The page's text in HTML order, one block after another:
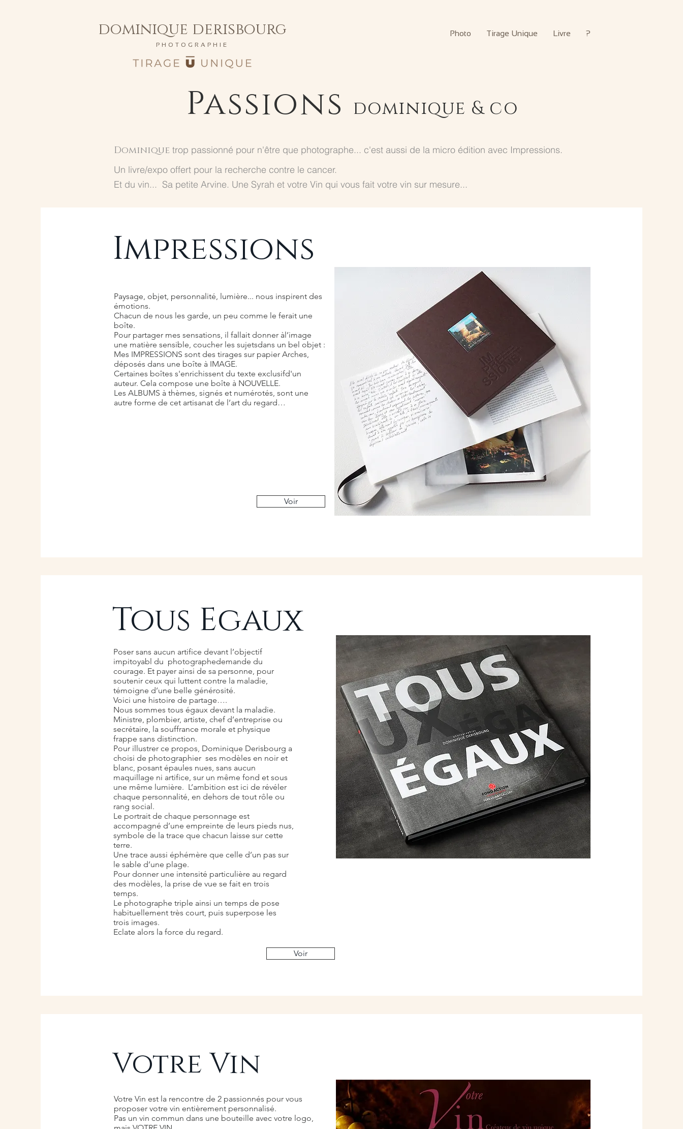
Photo Tirage Unique Livre ?
dominique derisbourg
PHOTOGRAPHIE
Passions dominique & co
Dominique trop passionné pour n'être que photographe... c'est aussi de la micro édition avec Impressions.
Un livre/expo offert pour la recherche contre le cancer.
Et du vin... Sa petite Arvine. Une Syrah et votre Vin qui vous fait votre vin sur mesure...
Impressions
Paysage, objet, personnalité, lumière... nous inspirent des
émotions.
Chacun de nous les garde, un peu comme le ferait une
boîte.
Pour partager mes sensations, il fallait donner àl’image
une matière sensible, coucher les sujetsdans un bel objet :
Mes IMPRESSIONS sont des tirages sur papier Arches,
déposés dans une boîte à IMAGE.
Certaines boîtes s'enrichissent du texte exclusifd'un
auteur. Cela compose une boîte à NOUVELLE.
Les ALBUMS à thèmes, signés et numérotés, sont une
autre forme de cet artisanat de l’art du regard…
Voir
Tous Egaux
Poser sans aucun artifice devant l’objectif
impitoyabl du photographedemande du
courage. Et payer ainsi de sa personne, pour
soutenir ceux qui luttent contre la maladie,
témoigne d’une belle générosité.
Voici une histoire de partage….
Nous sommes tous égaux devant la maladie.
Ministre, plombier, artiste, chef d’entreprise ou
secrétaire, la souffrance morale et physique
frappe sans distinction.
Pour illustrer ce propos, Dominique Derisbourg a
choisi de photographier ses modèles en noir et
blanc, posant épaules nues, sans aucun
maquillage ni artifice, sur un même fond et sous
une même lumière. L’ambition est ici de révéler
chaque personnalité, en dehors de tout rôle ou
rang social.
Le portrait de chaque personnage est
accompagné d’une empreinte de leurs pieds nus,
symbole de la trace que chacun laisse sur cette
terre.
Une trace aussi éphémère que celle d’un pas sur
le sable d’une plage.
Pour donner une intensité particulière au regard
des modèles, la prise de vue se fait en trois
temps.
Le photographe triple ainsi un temps de pose
habituellement très court, puis superpose les
trois images.
Eclate alors la force du regard.
Voir
Votre Vin
Votre Vin est la rencontre de 2 passionnés pour vous
proposer votre vin entièrement personnalisé.
Pas un vin commun dans une bouteille avec votre logo,